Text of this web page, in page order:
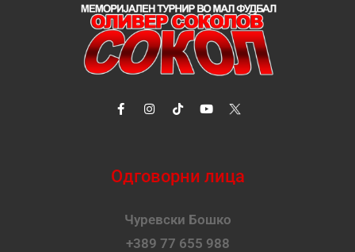
Одговорни лица
Чуревски Бошко
+389 77 655 988